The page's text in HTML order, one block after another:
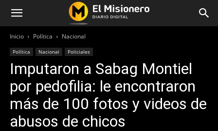
Inicio Política Nacional
Política Nacional Policiales
Imputaron a Sabag Montiel
por pedofilia: le encontraron
más de 100 fotos y videos de
abusos de chicos